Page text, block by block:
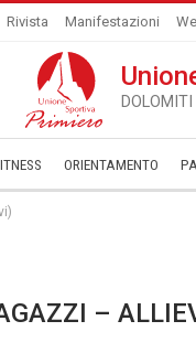
Rivista Manifestazioni
ORIENTAMENTO
–